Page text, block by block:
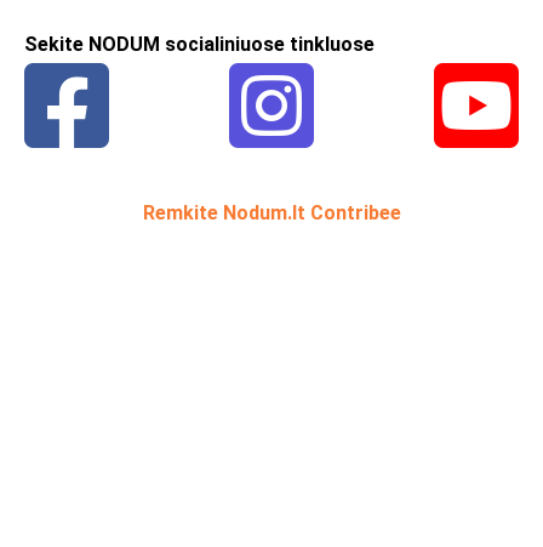
Sekite NODUM socialiniuose tinkluose
Remkite Nodum.lt Contribee